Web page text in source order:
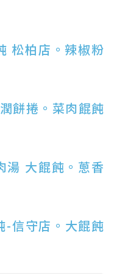
松柏店。辣椒粉
餅捲。菜肉餛飩
湯 大餛飩。蔥香
-信守店。大餛飩